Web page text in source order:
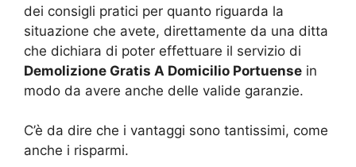
dei consigli pratici per quanto riguarda la
situazione che avete, direttamente da una ditta
che dichiara di poter effettuare il servizio di
Demolizione Gratis A Domicilio Portuense in
modo da avere anche delle valide garanzie.
C’è da dire che i vantaggi sono tantissimi, come
anche i risparmi.